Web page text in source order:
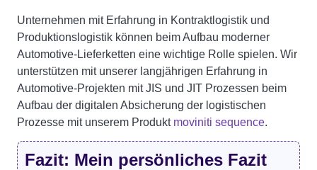
Unternehmen mit Erfahrung in Kontraktlogistik und
Produktionslogistik können beim Aufbau moderner
Automotive-Lieferketten eine wichtige Rolle spielen. Wir
unterstützen mit unserer langjährigen Erfahrung in
Automotive-Projekten mit JIS und JIT Prozessen beim
Aufbau der digitalen Absicherung der logistischen
Prozesse mit unserem Produkt moviniti sequence.
Fazit: Mein persönliches Fazit